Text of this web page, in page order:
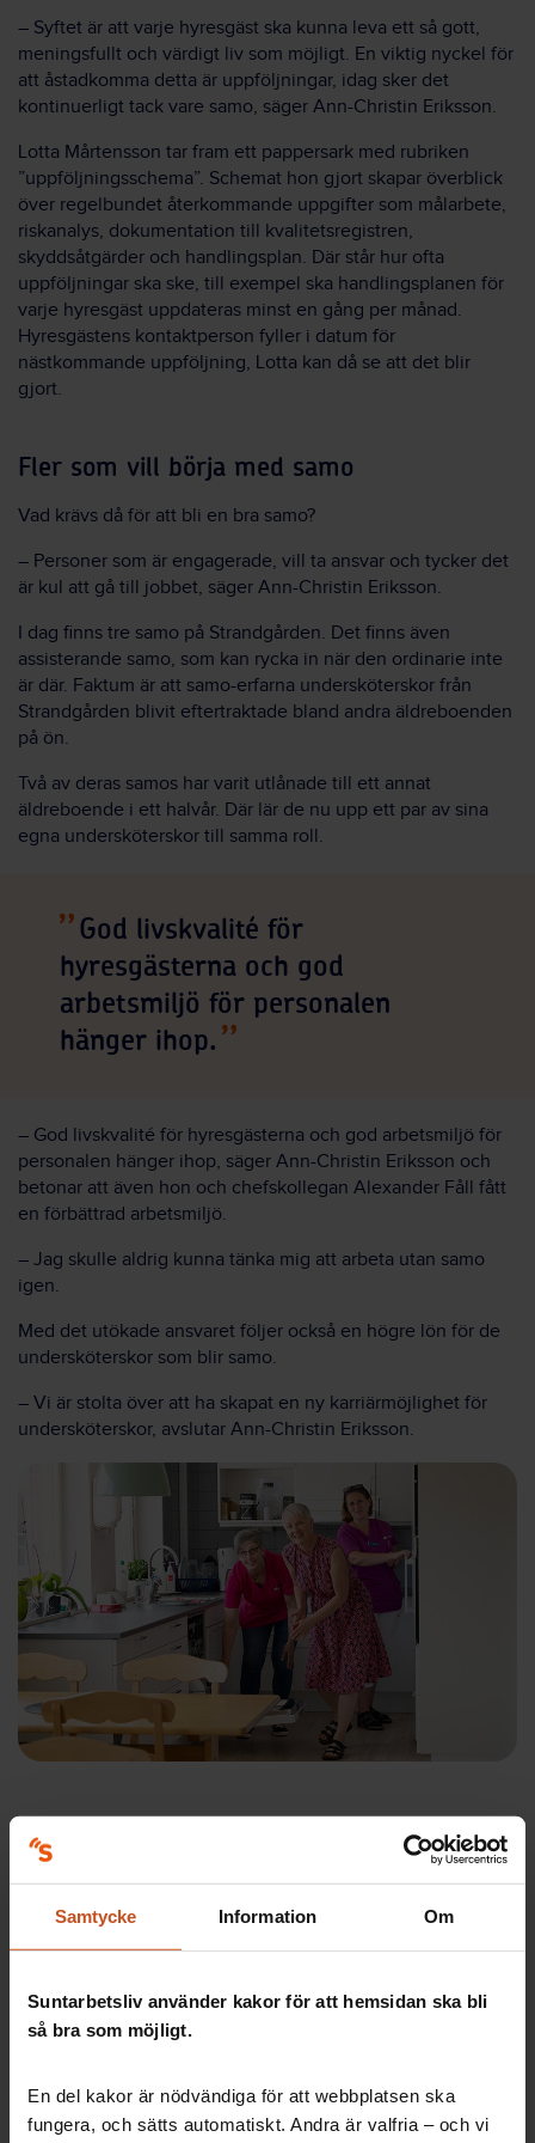
Samtycke Information Om
Suntarbetsliv använder kakor för att hemsidan ska bli
så bra som möjligt.
En del kakor är nödvändiga för att webbplatsen ska
fungera, och sätts automatiskt. Andra är valfria – och vi
– Syftet är att varje hyresgäst ska kunna leva ett så gott,
meningsfullt och värdigt liv som möjligt. En viktig nyckel för
att åstadkomma detta är uppföljningar, idag sker det
kontinuerligt tack vare samo, säger Ann-Christin Eriksson.
Lotta Mårtensson tar fram ett pappersark med rubriken
”uppföljningsschema”. Schemat hon gjort skapar överblick
över regelbundet återkommande uppgifter som målarbete,
riskanalys, dokumentation till kvalitetsregistren,
skyddsåtgärder och handlingsplan. Där står hur ofta
uppföljningar ska ske, till exempel ska handlingsplanen för
varje hyresgäst uppdateras minst en gång per månad.
Hyresgästens kontaktperson fyller i datum för
nästkommande uppföljning, Lotta kan då se att det blir
gjort.
Fler som vill börja med samo
Vad krävs då för att bli en bra samo?
– Personer som är engagerade, vill ta ansvar och tycker det
är kul att gå till jobbet, säger Ann-Christin Eriksson.
I dag finns tre samo på Strandgården. Det finns även
assisterande samo, som kan rycka in när den ordinarie inte
är där. Faktum är att samo-erfarna undersköterskor från
Strandgården blivit eftertraktade bland andra äldreboenden
på ön.
Två av deras samos har varit utlånade till ett annat
äldreboende i ett halvår. Där lär de nu upp ett par av sina
egna undersköterskor till samma roll.
God livskvalité för
hyresgästerna och god
arbetsmiljö för personalen
hänger ihop.
– God livskvalité för hyresgästerna och god arbetsmiljö för
personalen hänger ihop, säger Ann-Christin Eriksson och
betonar att även hon och chefskollegan Alexander Fåll fått
en förbättrad arbetsmiljö.
– Jag skulle aldrig kunna tänka mig att arbeta utan samo
igen.
Med det utökade ansvaret följer också en högre lön för de
undersköterskor som blir samo.
– Vi är stolta över att ha skapat en ny karriärmöjlighet för
undersköterskor, avslutar Ann-Christin Eriksson.
På Strandgården finns en undersköterska med
Det här gör en samo:
respektive enhet
noterar avvikelser, tar fram arbetsmetoder och